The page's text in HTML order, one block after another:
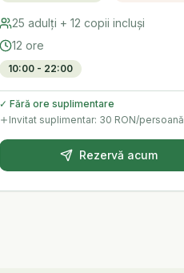
25 adulți + 12 copii incluși
12 ore
10:00 - 22:00
✓ Fără ore suplimentare
Invitat suplimentar: 30 RON/persoană
Rezervă acum